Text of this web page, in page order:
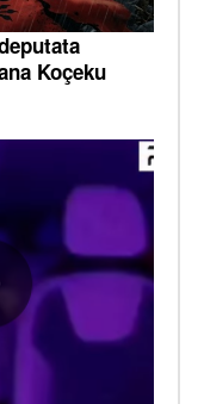
Koçeku